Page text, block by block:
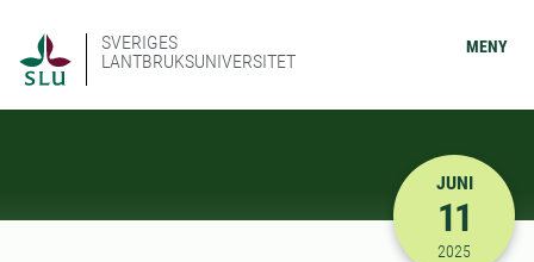
SVERIGES
LANTBRUKSUNIVERSITET
MENY
2025-06-
JUNI
11
2025